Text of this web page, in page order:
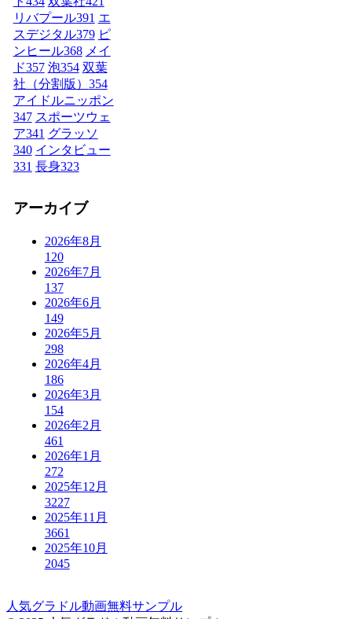
リバプール391 エ
スデジタル379 ピ
ンヒール368 メイ
ド357 泡354 双葉
社（分割版） 354
アイドルニッポン
347 スポーツウェ
ア341 グラッソ
340 インタビュー
331 長身323
アーカイブ
2026年8月
120
2026年7月
137
2026年6月
149
2026年5月
298
2026年4月
186
2026年3月
154
2026年2月
461
2026年1月
272
2025年12月
3227
2025年11月
3661
2025年10月
2045
人気グラドル動画無料サンプル